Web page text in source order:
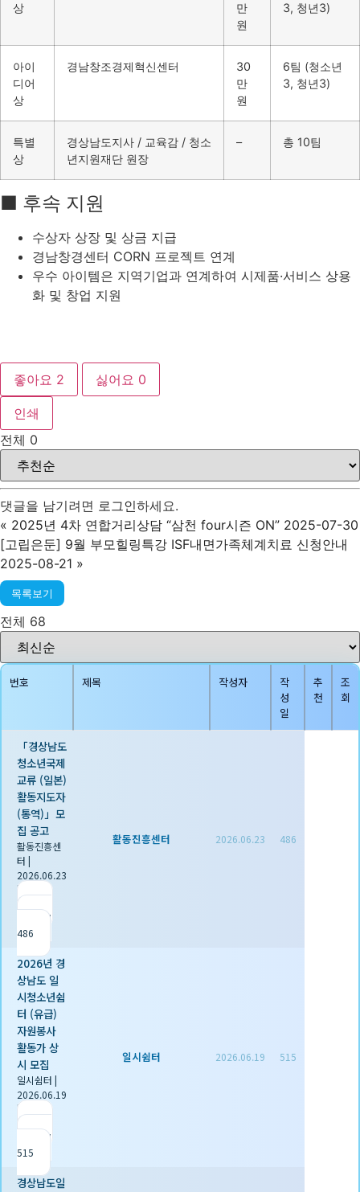
상
만
원
3, 청년3)
아이
디어
상
경남창조경제혁신센터
30
만
원
6팀 (청소년
3, 청년3)
특별
상
경상남도지사 / 교육감 / 청소
년지원재단 원장
– 총 10팀
■ 후속 지원
수상자 상장 및 상금 지급
경남창경센터 CORN 프로젝트 연계
우수 아이템은 지역기업과 연계하여 시제품·서비스 상용
화 및 창업 지원
좋아요 2 싫어요 0
인쇄
전체 0
댓글을 남기려면 로그인하세요.
« 2025년 4차 연합거리상담 “삼천 four시즌 ON” 2025-07-30
[고립은둔] 9월 부모힐링특강 ISF내면가족체계치료 신청안내
2025-08-21 »
목록보기
전체 68
번호 제목 작성자
작
성
일
추
천
조
회
「경상남도
청소년국제
교류 (일본)
활동지도자
(통역)」모
집 공고
활동진흥센
터 |
2026.06.23
|
조회
486
활동진흥센터 2026.06.23 486
2026년 경
상남도 일
시청소년쉼
터 (유급)
자원봉사
활동가 상
시 모집
일시쉼터 |
2026.06.19
|
조회
515
일시쉼터 2026.06.19 515
경상남도일